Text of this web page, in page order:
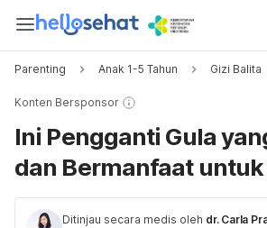
Parenting Anak 1-5 Tahun Gizi Balita
Konten Bersponsor
Ini Pengganti Gula
dan Bermanfaat
Ditinjau secara medis oleh dr. Carla